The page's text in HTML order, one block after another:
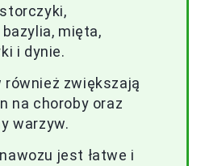
mięta,
i dynie.
również zwiększają
na choroby oraz
warzyw.
jest łatwe i